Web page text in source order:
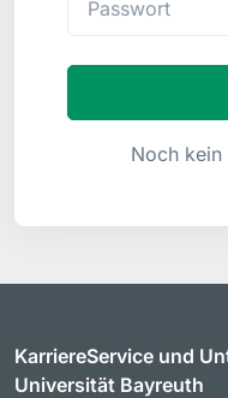
Noch kein
KarriereService und
Universität Bayreuth